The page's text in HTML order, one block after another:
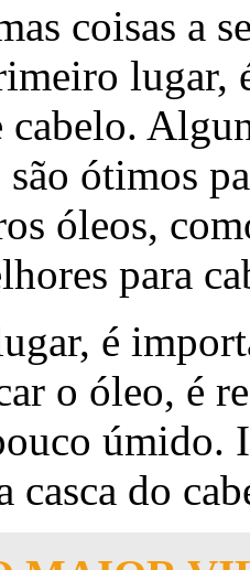
coisas a
lugar,
ótimos
óleos,
para
é
o óleo, é
úmido.
casca do